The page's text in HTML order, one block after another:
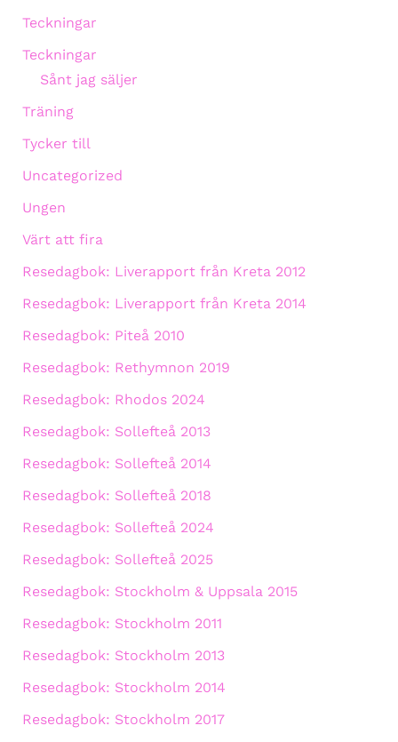
Teckningar
Teckningar
Sånt jag säljer
Träning
Tycker till
Uncategorized
Ungen
Värt att fira
Resedagbok: Liverapport från Kreta 2012
Resedagbok: Liverapport från Kreta 2014
Resedagbok: Piteå 2010
Resedagbok: Rethymnon 2019
Resedagbok: Rhodos 2024
Resedagbok: Sollefteå 2013
Resedagbok: Sollefteå 2014
Resedagbok: Sollefteå 2018
Resedagbok: Sollefteå 2024
Resedagbok: Sollefteå 2025
Resedagbok: Stockholm & Uppsala 2015
Resedagbok: Stockholm 2011
Resedagbok: Stockholm 2013
Resedagbok: Stockholm 2014
Resedagbok: Stockholm 2017